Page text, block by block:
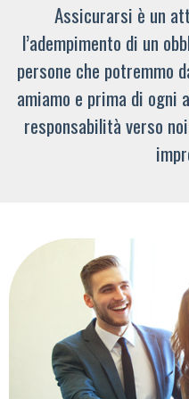
Assicurarsi è un
l’adempimento di un
persone che potremmo
amiamo e prima di ogni
responsabilità verso